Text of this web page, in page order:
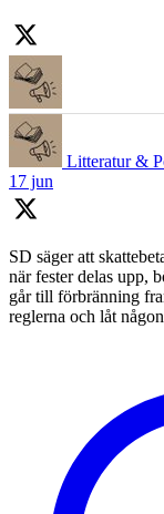
Litteratur &
17 jun
SD säger att
när fester delas upp,
går till förbränning
reglerna och låt